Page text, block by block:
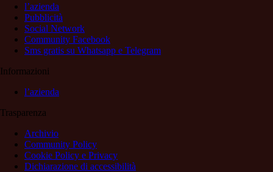
l’azienda
Pubblicità
Social Network
Community Facebook
Sms gratis su Whatsapp e Telegram
Informazioni
l’azienda
Trasparenza
Archivio
Community Policy
Cookie Policy e Privacy
Dichiarazione di accessibilità